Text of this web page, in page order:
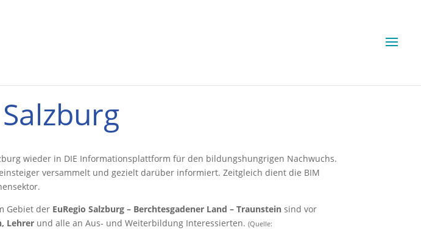
wieder in DIE Informationsplattform für den bildungshungrigen Nachwuchs.
versammelt und gezielt darüber informiert. Zeitgleich dient die BIM
Gebiet der EuRegio Salzburg – Berchtesgadener Land – Traunstein sind vor
Lehrer und alle an Aus- und Weiterbildung Interessierten.(Quelle: